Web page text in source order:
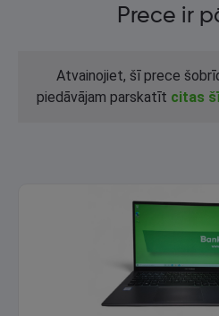
Prece ir
Atvainojiet, šī prece
piedāvājam parskatīt citas